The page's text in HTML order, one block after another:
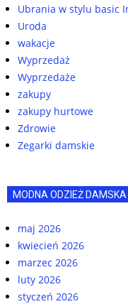
Ubrania w stylu basic
Uroda
wakacje
Wyprzedaż
Wyprzedaże
zakupy
zakupy hurtowe
Zdrowie
Zegarki damskie
MODNA ODZIEŻ
maj 2026
kwiecień 2026
marzec 2026
luty 2026
styczeń 2026